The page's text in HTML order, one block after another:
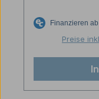
Preise